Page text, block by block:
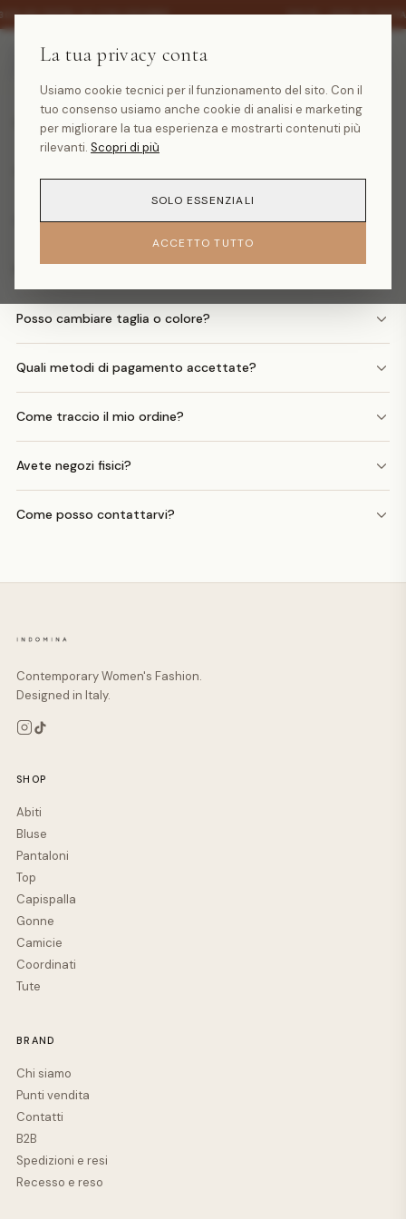
SU TUTTA LA COLLEZIONE · SALDI -30% SU
Domande frequenti
Quanto costa la spedizione?
Come faccio un reso?
Posso avere il rimborso in denaro?
Posso cambiare taglia o colore?
Quali metodi di pagamento accettate?
Come traccio il mio ordine?
Avete negozi fisici?
Come posso contattarvi?
Contemporary Women's Fashion.
Designed in Italy.
SHOP
Abiti
Bluse
Pantaloni
Top
Capispalla
Gonne
Camicie
Coordinati
Tute
BRAND
Chi siamo
Punti vendita
Contatti
B2B
Spedizioni e resi
Recesso e reso
La tua privacy conta
Usiamo cookie tecnici per il funzionamento del sito. Con il
tuo consenso usiamo anche cookie di analisi e marketing
per migliorare la tua esperienza e mostrarti contenuti più
rilevanti. Scopri di più
SOLO ESSENZIALI
ACCETTO TUTTO